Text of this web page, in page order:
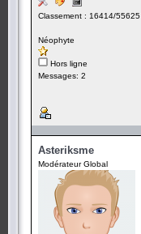
Classement : 16414/55625
Néophyte
Hors ligne
Messages: 2
Asteriksme
Modérateur Global